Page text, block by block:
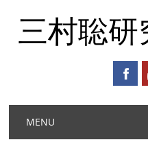
三村聡
Main menu
MENU